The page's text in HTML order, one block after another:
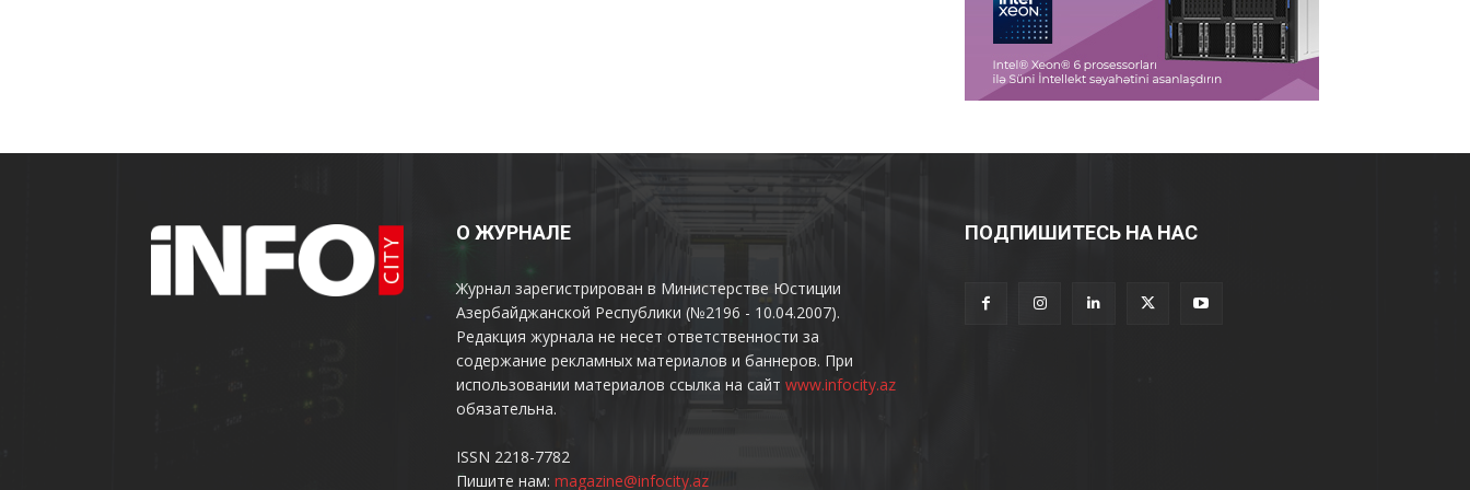
О ЖУРНАЛЕ
Журнал зарегистрирован в Министерстве Юстиции
Азербайджанской Республики (№2196 - 10.04.2007).
Редакция журнала не несет ответственности за
содержание рекламных материалов и баннеров. При
использовании материалов ссылка на сайт www.infocity.az
обязательна.
ISSN 2218-7782
Пишите нам: magazine@infocity.az
ПОДПИШИТЕСЬ НА НАС